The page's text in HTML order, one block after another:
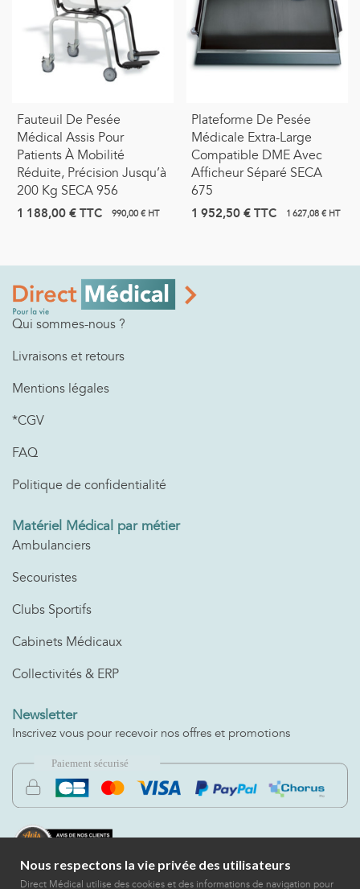
Fauteuil De Pesée
Médical Assis Pour
Patients À Mobilité
Réduite, Précision Jusqu’à
200 Kg SECA 956
1 188,00 €TTC 990,00 € HT
Plateforme De Pesée
Médicale Extra-Large
Compatible DME Avec
Afficheur Séparé SECA
675
1 952,50 €TTC 1 627,08 € HT
Qui sommes-nous ?
Livraisons et retours
Mentions légales
*CGV
FAQ
Politique de confidentialité
Matériel Médical par métier
Ambulanciers
Secouristes
Clubs Sportifs
Cabinets Médicaux
Collectivités & ERP
Newsletter
Inscrivez vous pour recevoir nos offres et promotions
Nous respectons la vie privée des utilisateurs
Direct Médical utilise des cookies et des informations de navigation pour